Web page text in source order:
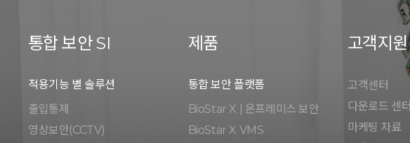
통합 보안 SI
적용기능 별 솔루션
출입통제
영상보안(CCTV)
제품
통합 보안 플랫폼
BioStar X | 온프레미스 보안
BioStar X VMS
고객지원
고객센터
다운로드 센터
마케팅 자료